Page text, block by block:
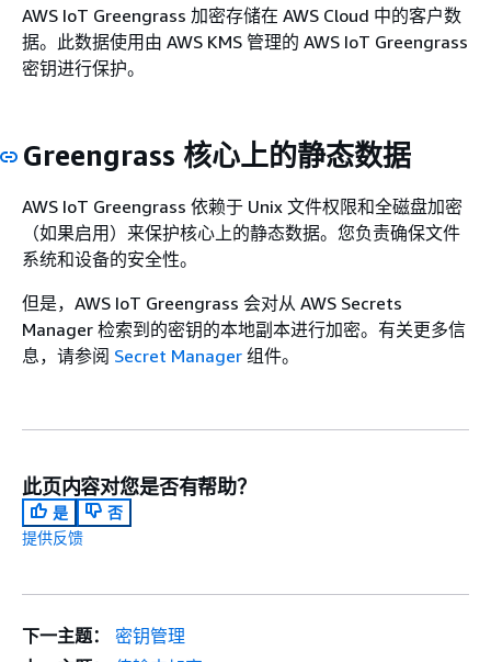
AWS IoT Greengrass 加密存储在 AWS Cloud 中的客户数
据。此数据使用由 AWS KMS 管理的 AWS IoT Greengrass
密钥进行保护。
Greengrass 核心上的静态数据
AWS IoT Greengrass 依赖于 Unix 文件权限和全磁盘加密
（如果启用）来保护核心上的静态数据。您负责确保文件
系统和设备的安全性。
但是，AWS IoT Greengrass 会对从 AWS Secrets
Manager 检索到的密钥的本地副本进行加密。有关更多信
息，请参阅 Secret Manager 组件。
此页内容对您是否有帮助？
是
否
提供反馈
下一主题：
密钥管理